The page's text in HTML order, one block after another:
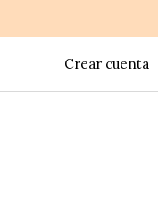
Crear cuenta